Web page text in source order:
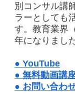
別コンサル講
ラーとしても
す。教育業界
年になりました
● YouTube
● 無料動画講
● お問い合わ